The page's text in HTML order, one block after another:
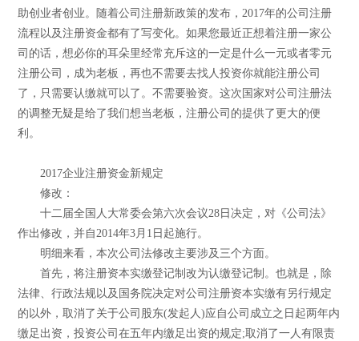
助创业者创业。随着公司注册新政策的发布，2017年的公司注册
流程以及注册资金都有了写变化。如果您最近正想着注册一家公
司的话，想必你的耳朵里经常充斥这的一定是什么一元或者零元
注册公司，成为老板，再也不需要去找人投资你就能注册公司
了，只需要认缴就可以了。不需要验资。这次国家对公司注册法
的调整无疑是给了我们想当老板，注册公司的提供了更大的便
利。
2017企业注册资金新规定
修改：
十二届全国人大常委会第六次会议28日决定，对《公司法》
作出修改，并自2014年3月1日起施行。
明细来看，本次公司法修改主要涉及三个方面。
首先，将注册资本实缴登记制改为认缴登记制。也就是，除
法律、行政法规以及国务院决定对公司注册资本实缴有另行规定
的以外，取消了关于公司股东(发起人)应自公司成立之日起两年内
缴足出资，投资公司在五年内缴足出资的规定;取消了一人有限责